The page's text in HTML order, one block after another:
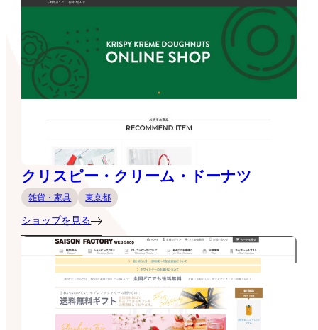
クリスピー・クリーム・ドーナツ
雑貨・家具 東京都
ショップを見る